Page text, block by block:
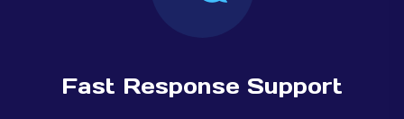
Fast Response Support